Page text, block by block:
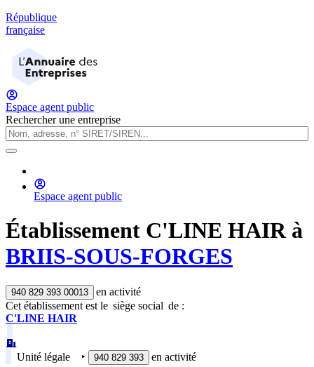
République
française
Espace agent public
Rechercher une entreprise
Espace agent public
Établissement C'LINE HAIR à
BRIIS-SOUS-FORGES
940 829 393 00013
en activité
Cet établissement est le siège social de :
C'LINE HAIR
Unité légale ‣ 940 829 393 en activité